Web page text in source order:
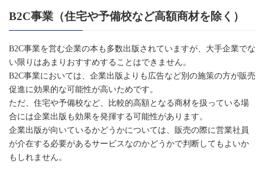
B2C事業（住宅や予備校など高額商材を除く）
B2C事業を営む企業の本も多数出版されていますが、大手企業でな
い限りはあまりおすすめすることはできません。
B2C事業においては、企業出版よりも広告など別の施策の方が販売
促進に効果的な可能性が高いためです。
ただ、住宅や予備校など、比較的高額となる商材を扱っている場
合には企業出版も効果を発揮する可能性があります。
企業出版が向いているかどうかについては、販売の際に営業社員
が介在する必要があるサービスなのかどうかで判断してもよいか
もしれません。